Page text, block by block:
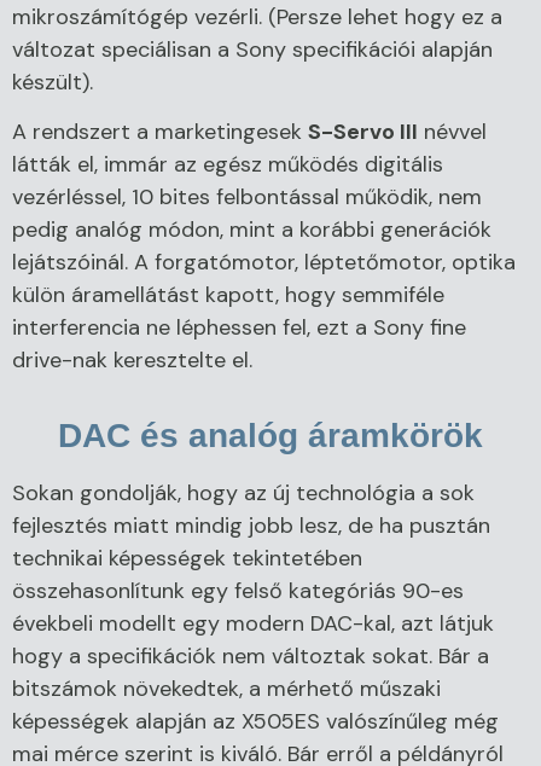
mikroszámítógép vezérli. (Persze lehet hogy ez a
változat speciálisan a Sony specifikációi alapján
készült).
A rendszert a marketingesek S-Servo III névvel
látták el, immár az egész működés digitális
vezérléssel, 10 bites felbontással működik, nem
pedig analóg módon, mint a korábbi generációk
lejátszóinál. A forgatómotor, léptetőmotor, optika
külön áramellátást kapott, hogy semmiféle
interferencia ne léphessen fel, ezt a Sony fine
drive-nak keresztelte el.
DAC és analóg áramkörök
Sokan gondolják, hogy az új technológia a sok
fejlesztés miatt mindig jobb lesz, de ha pusztán
technikai képességek tekintetében
összehasonlítunk egy felső kategóriás 90-es
évekbeli modellt egy modern DAC-kal, azt látjuk
hogy a specifikációk nem változtak sokat. Bár a
bitszámok növekedtek, a mérhető műszaki
képességek alapján az X505ES valószínűleg még
mai mérce szerint is kiváló. Bár erről a példányról